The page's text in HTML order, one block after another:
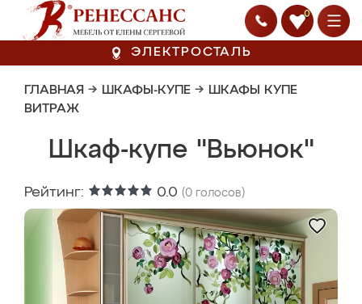
0
ЭЛЕКТРОСТАЛЬ
ГЛАВНАЯ → ШКАФЫ-КУПЕ → ШКАФЫ КУПЕ
ВИТРАЖ
Шкаф-купе "Вьюнок"
Рейтинг: 0.0 (0 голосов)